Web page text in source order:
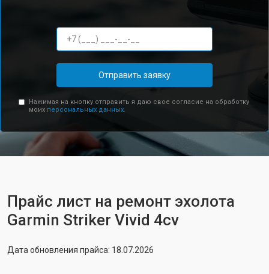
Отправить заявку
Нажимая на кнопку отправить я даю свое согласие на обработку
моих персональных данных.
Прайс лист на ремонт эхолота
Garmin Striker Vivid 4cv
Дата обновления прайса: 18.07.2026